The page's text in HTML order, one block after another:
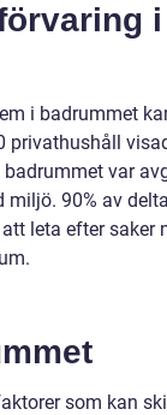
i
i badrummet
privathushåll
var
90% av
leta efter saker
som kan